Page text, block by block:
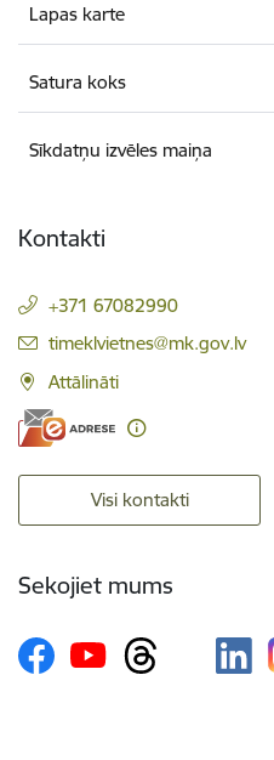
Lapas karte
Satura koks
Sīkdatņu izvēles maiņa
Kontakti
+371 67082990
E-pasts:
timeklvietnes@mk.gov.lv
Attālināti
Visi kontakti
Sekojiet mums